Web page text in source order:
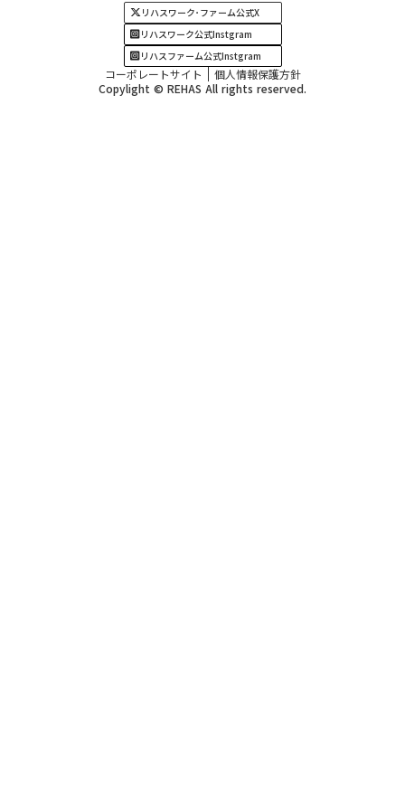
リハスワーク･ファーム公式X
リハスワーク公式Instgram
リハスファーム公式Instgram
コーポレートサイト
個人情報保護方針
Copylight © REHAS All rights reserved.